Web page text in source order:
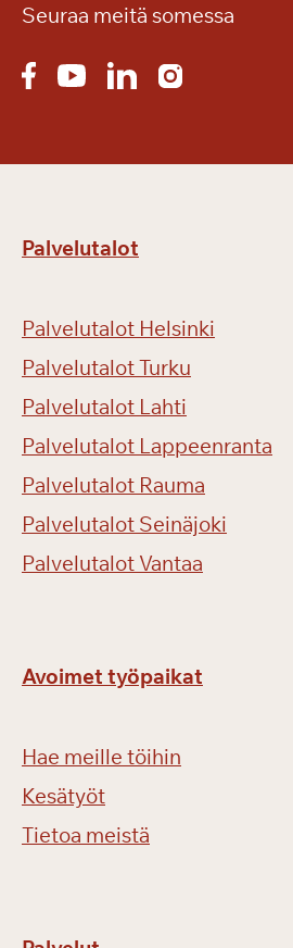
Seuraa meitä somessa
Palvelutalot
Palvelutalot Helsinki
Palvelutalot Turku
Palvelutalot Lahti
Palvelutalot Lappeenranta
Palvelutalot Rauma
Palvelutalot Seinäjoki
Palvelutalot Vantaa
Avoimet työpaikat
Hae meille töihin
Kesätyöt
Tietoa meistä